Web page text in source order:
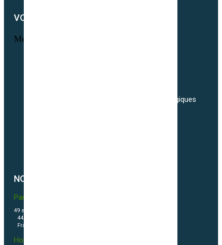
VOTRE COMPTE
Menu
Nos tarifs de transport de semences Biologiques
NOUS CONTACTER
Partner & Co SAS
49 avenue du Général de Gaulle
44500 La Baule Escoublac
France
Horaires